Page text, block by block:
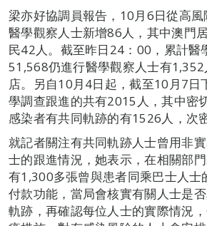
梁亦好協調員報告，10月6日從高
醫學觀察人士新增86人，其中澳門
民42人。截至昨日24：00，累計醫
51,568仍進行醫學觀察人士有
店。另自10月4日起，截至10月7日
學調查跟進的共有2015人，其中密
感染者有共同軌跡的有1526人，次
就記者關注有共同軌跡人士曾用非
士的跟進情況，她表示，在相關部
有1,300多張曾與患者同乘巴士人士
付款功能，當局會核實有關人士是
軌跡，再確認每位人士的實際情況